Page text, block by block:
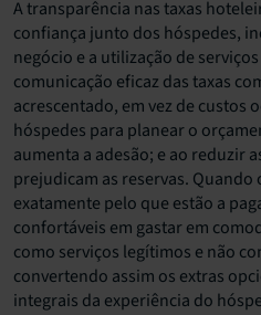
A transparência nas taxas
confiança junto dos hóspedes,
negócio e a utilização de
comunicação eficaz das taxas
acrescentado, em vez de custos
hóspedes para planear o
aumenta a adesão; e ao reduzir
prejudicam as reservas. Quando
exatamente pelo que estão a
confortáveis em gastar em
como serviços legítimos e não
convertendo assim os extras
integrais da experiência do